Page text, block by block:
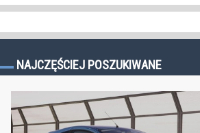
NAJCZĘŚCIEJ POSZUKIWANE